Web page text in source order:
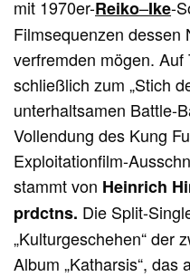
mit 1970er-Reiko–Ike-
Filmsequenzen dessen
verfremden mögen.
schließlich zum „Stich
unterhaltsamen Battle-
Vollendung des Kung
Exploitationfilm-
stammt von Heinrich
prdctns. Die Split-
„Kulturgeschehen“ der
Album „Katharsis“, das